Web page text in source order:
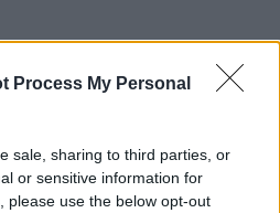
Process My Personal
sale, sharing to third parties, or
or sensitive information for
please use the below opt-out